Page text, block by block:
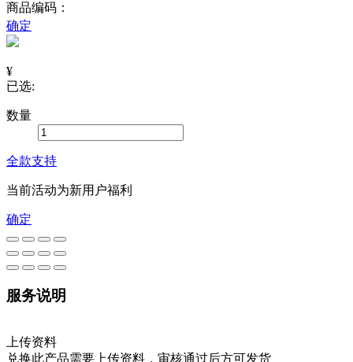
商品编码：
确定
¥
已选:
数量
全款支持
当前活动为新用户福利
确定
服务说明
上传资料
兑换此产品需要上传资料，审核通过后方可发货